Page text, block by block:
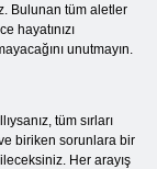
Bulunan tüm aletler
hayatınızı
unutmayın.
tüm sırları
biriken sorunlara bir
Her arayış